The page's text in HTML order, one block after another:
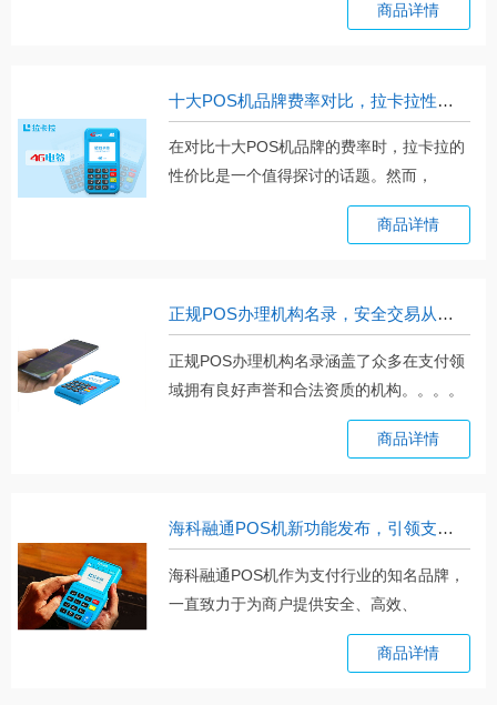
商品详情
十大POS机品牌费率对比，拉卡拉性价比如何？
在对比十大POS机品牌的费率时，拉卡拉的
性价比是一个值得探讨的话题。然而，
商品详情
正规POS办理机构名录，安全交易从选择开始
正规POS办理机构名录涵盖了众多在支付领
域拥有良好声誉和合法资质的机构。。。。
商品详情
海科融通POS机新功能发布，引领支付新风尚
海科融通POS机作为支付行业的知名品牌，
一直致力于为商户提供安全、高效、
商品详情